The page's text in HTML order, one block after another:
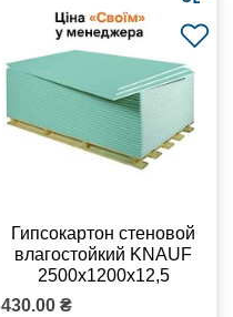
Гипсокартон стеновой
влагостойкий KNAUF
2500х1200х12,5
430.00 ₴